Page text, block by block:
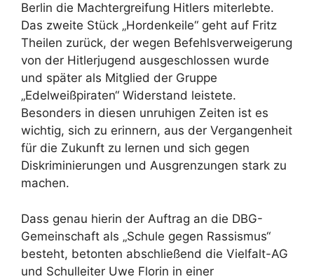
Berlin die Machtergreifung Hitlers miterlebte.
Das zweite Stück „Hordenkeile“ geht auf Fritz
Theilen zurück, der wegen Befehlsverweigerung
von der Hitlerjugend ausgeschlossen wurde
und später als Mitglied der Gruppe
„Edelweißpiraten“ Widerstand leistete.
Besonders in diesen unruhigen Zeiten ist es
wichtig, sich zu erinnern, aus der Vergangenheit
für die Zukunft zu lernen und sich gegen
Diskriminierungen und Ausgrenzungen stark zu
machen.
Dass genau hierin der Auftrag an die DBG-
Gemeinschaft als „Schule gegen Rassismus“
besteht, betonten abschließend die Vielfalt-AG
und Schulleiter Uwe Florin in einer